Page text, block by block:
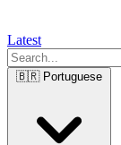
Latest
🇧🇷 Portuguese